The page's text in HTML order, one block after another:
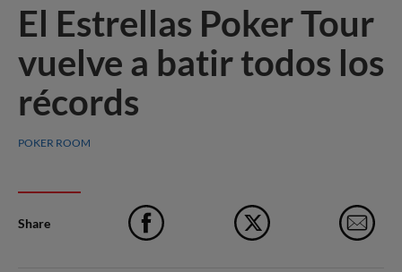
El Estrellas Poker Tour
vuelve a batir todos los
récords
POKER ROOM
Share